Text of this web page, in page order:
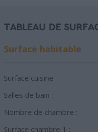
TABLEAU DE
Surface habitable
Surface cuisine :
Salles de bain :
Nombre de chambre :
Surface chambre 1 :